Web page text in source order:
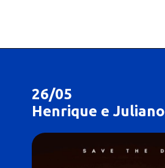
26/05
Henrique e Juliano